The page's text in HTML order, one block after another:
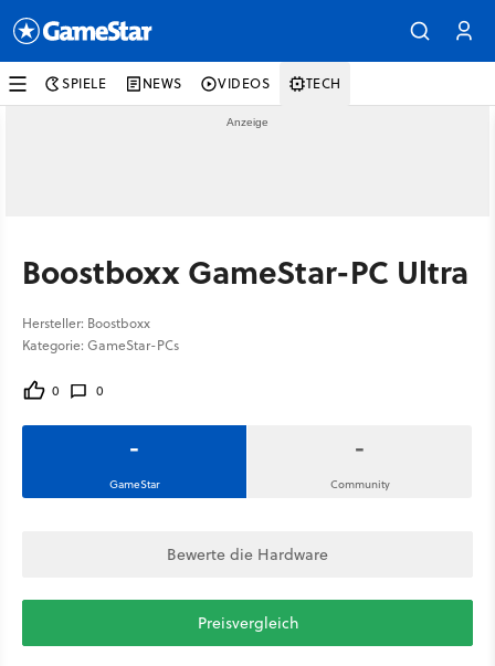
SPIELE NEWS VIDEOS TECH
Boostboxx GameStar-PC Ultra
Hersteller: Boostboxx
Kategorie: GameStar-PCs
0 0
-
GameStar
-
Community
Bewerte die Hardware
Preisvergleich